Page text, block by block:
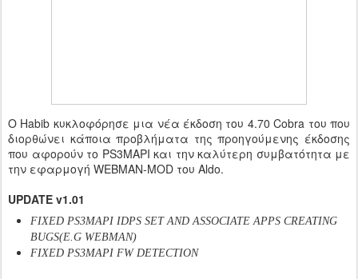
Ο Habib κυκλοφόρησε μια νέα έκδοση του 4.70 Cobra του που
διορθώνει κάποια προβλήματα της προηγούμενης έκδοσης
που αφορούν το PS3MAPI και την καλύτερη συμβατότητα με
την εφαρμογή WEBMAN-MOD του Aldo.
UPDATE v1.01
FIXED PS3MAPI IDPS SET AND ASSOCIATE APPS CREATING
BUGS(E.G WEBMAN)
FIXED PS3MAPI FW DETECTION